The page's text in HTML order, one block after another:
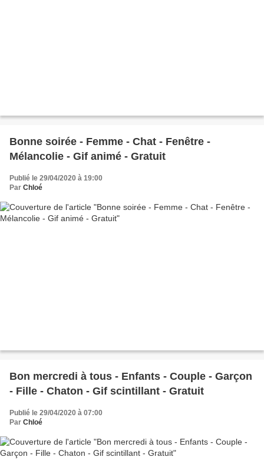
Bonne soirée - Femme - Chat - Fenêtre -
Mélancolie - Gif animé - Gratuit
Publié le 29/04/2020 à 19:00
Par Chloé
Bon mercredi à tous - Enfants - Couple - Garçon
- Fille - Chaton - Gif scintillant - Gratuit
Publié le 29/04/2020 à 07:00
Par Chloé